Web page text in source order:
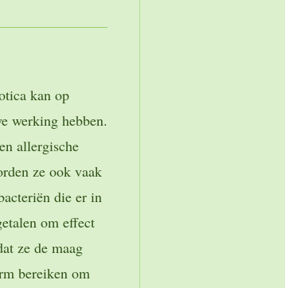
kan op
werking hebben.
allergische
ze ook vaak
die er in
om effect
ze de maag
bereiken om